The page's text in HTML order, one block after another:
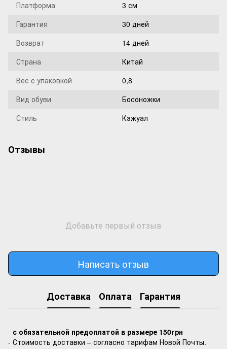
Платформа
3 см
Гарантия
30 дней
Возврат
14 дней
Страна
Китай
Вес с упаковкой
0,8
Вид обуви
Босоножки
Стиль
Кэжуал
Отзывы
Добавьте первый отзыв
Написать отзыв
Доставка Оплата Гарантия
- с обязательной предоплатой в размере 150грн
- Стоимость доставки – согласно тарифам Новой Почты.